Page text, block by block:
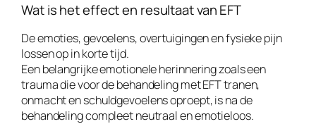
Wat is het effect en resultaat van EFT
De emoties, gevoelens, overtuigingen en fysieke pijn
lossen op in korte tijd.
Een belangrijke emotionele herinnering zoals een
trauma die voor de behandeling met EFT tranen,
onmacht en schuldgevoelens oproept, is na de
behandeling compleet neutraal en emotieloos.